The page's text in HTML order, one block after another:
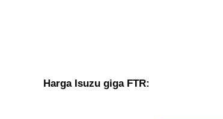
Harga Isuzu giga FTR: